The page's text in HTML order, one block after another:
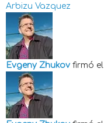
Arbizu Vazquez
Evgeny Zhukov firmó el